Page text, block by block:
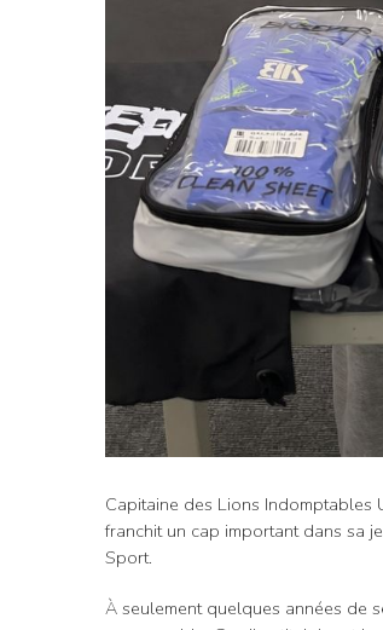
Capitaine des Lions Indomptables
franchit un cap important dans sa
Sport.
À seulement quelques années de